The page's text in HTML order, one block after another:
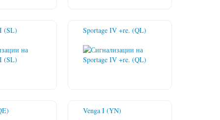
(SL) Sportage IV +re. (QL)
Venga I (YN)